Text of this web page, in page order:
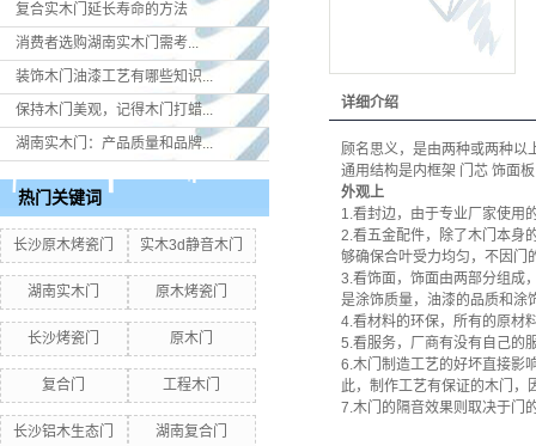
复合实木门延长寿命的方法
消费者选购湖南实木门​需考...
装饰木门油漆工艺有哪些知识...
保持木门美观，记得木门打蜡...
湖南实木门：产品质量和品牌...
热门关键词
长沙原木烤瓷门 实木3d静音木门
湖南实木门 原木烤瓷门
长沙烤瓷门 原木门
复合门 工程木门
长沙铝木生态门 湖南复合门
详细介绍
顾名思义，是由两种或两种以
通用结构是内框架 门芯 饰面
外观上
1.看封边，由于专业厂家使用
2.看五金配件，除了木门本身
够确保合叶受力均匀，不因门
3.看饰面，饰面由两部分组成
是涂饰质量，油漆的品质和涂
4.看材料的环保，所有的原材
5.看服务，厂商有没有自己的
6.木门制造工艺的好坏直接影
此，制作工艺有保证的木门，
7.木门的隔音效果则取决于门